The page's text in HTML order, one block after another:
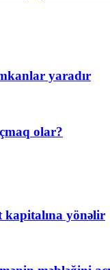
yaradır
olar?
kapitalına yönəlir